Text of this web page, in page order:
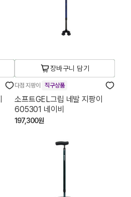
장바구니 담기
다점 지팡이 직구상품
소프트GEL그립 네발 지팡이
605301 네이비
197,300원